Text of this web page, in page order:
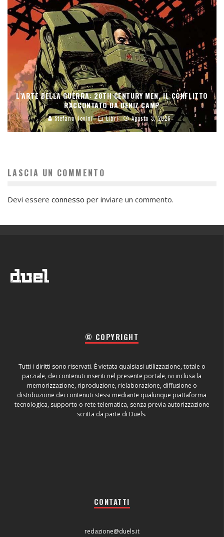
L’ARTE DELLA GUERRA: 20TH CENTURY MEN, IL CONFLITTO
RACCONTATO DA DENIZ CAMP
Stefano Tevini Libri Agosto 3, 2026
LASCIA UN COMMENTO
Devi essere connesso per inviare un commento.
© COPYRIGHT
Tutti i diritti sono riservati. È vietata qualsiasi utilizzazione, totale o
parziale, dei contenuti inseriti nel presente portale, ivi inclusa la
memorizzazione, riproduzione, rielaborazione, diffusione o
distribuzione dei contenuti stessi mediante qualunque piattaforma
tecnologica, supporto o rete telematica, senza previa autorizzazione
scritta da parte di Duels.
CONTATTI
redazione@duels.it